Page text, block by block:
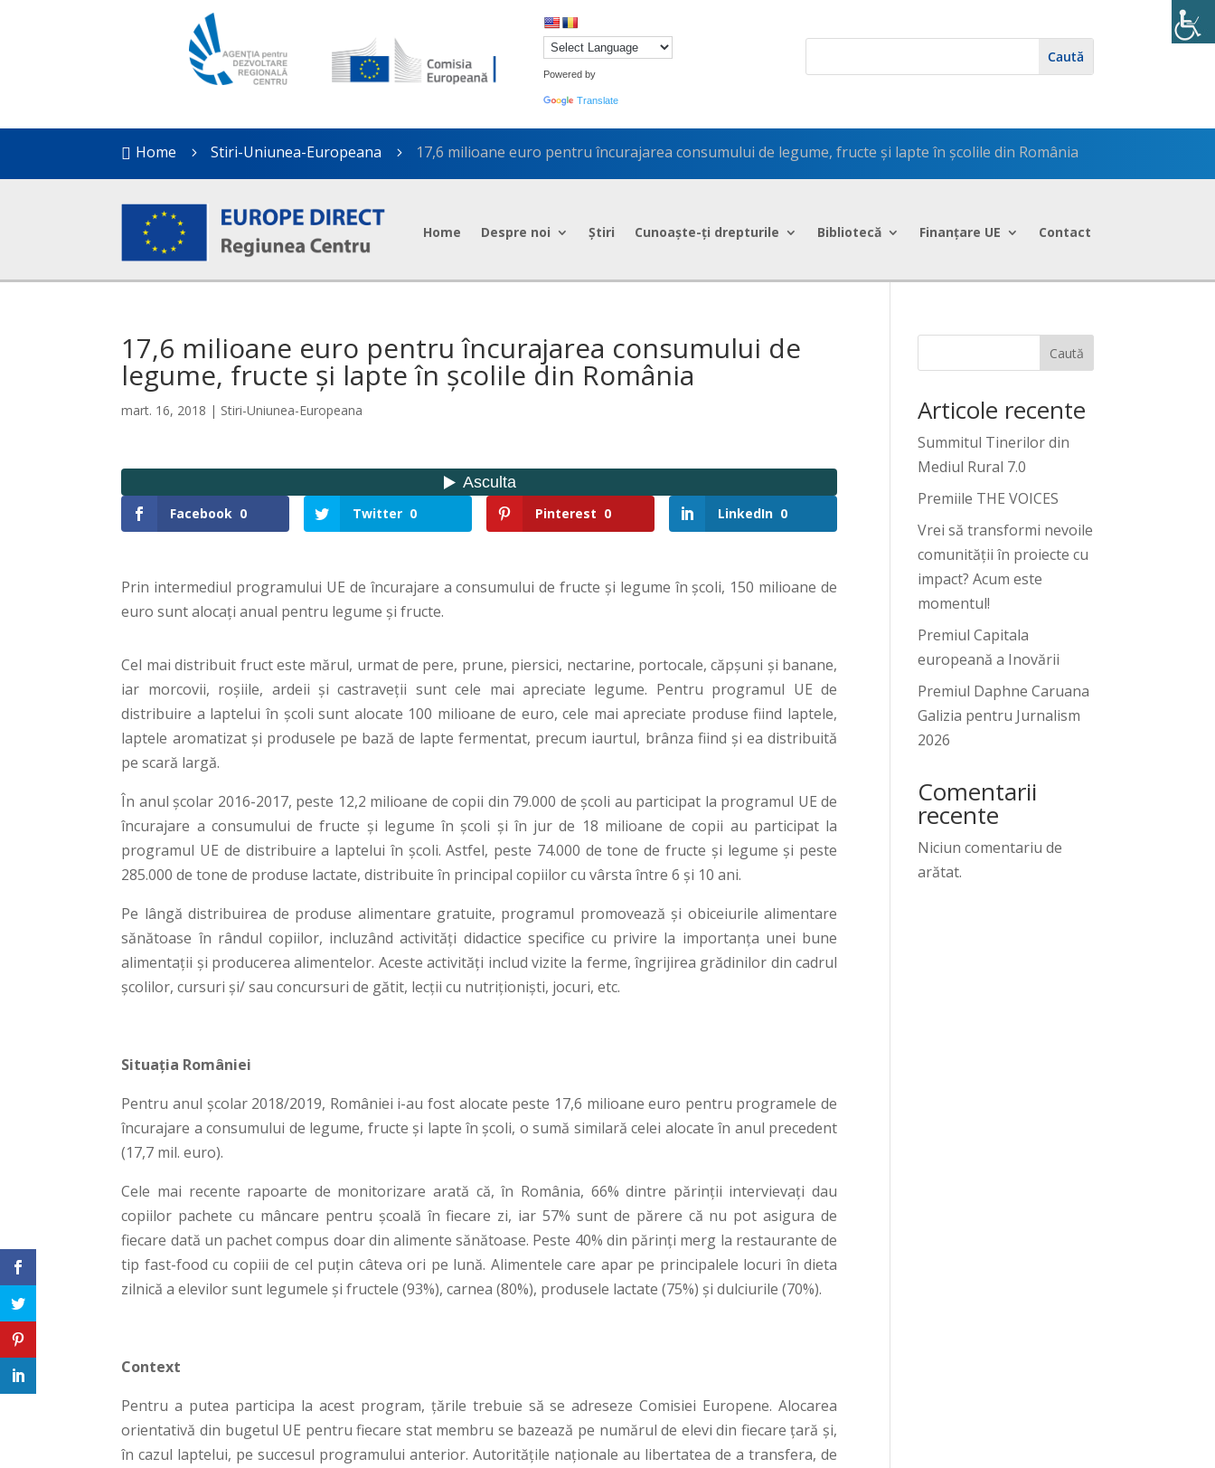
Powered by
Translate
 Home 5 Stiri-Uniunea-Europeana 5 17,6 milioane euro pentru încurajarea consumului de legume, fructe și lapte în școlile din România
Home Despre noi Știri Cunoaște-ți drepturile Bibliotecă Finanțare UE Contact
17,6 milioane euro pentru încurajarea consumului de
legume, fructe și lapte în școlile din România
mart. 16, 2018 | Stiri-Uniunea-Europeana
Facebook 0 Twitter 0 Pinterest 0 LinkedIn 0
Prin intermediul programului UE de încurajare a consumului de fructe și legume în școli, 150 milioane de
euro sunt alocați anual pentru legume și fructe.
Cel mai distribuit fruct este mărul, urmat de pere, prune, piersici, nectarine, portocale, căpșuni și banane,
iar morcovii, roșiile, ardeii și castraveții sunt cele mai apreciate legume. Pentru programul UE de
distribuire a laptelui în școli sunt alocate 100 milioane de euro, cele mai apreciate produse fiind laptele,
laptele aromatizat și produsele pe bază de lapte fermentat, precum iaurtul, brânza fiind și ea distribuită
pe scară largă.
În anul școlar 2016-2017, peste 12,2 milioane de copii din 79.000 de școli au participat la programul UE de
încurajare a consumului de fructe și legume în școli și în jur de 18 milioane de copii au participat la
programul UE de distribuire a laptelui în școli. Astfel, peste 74.000 de tone de fructe și legume și peste
285.000 de tone de produse lactate, distribuite în principal copiilor cu vârsta între 6 și 10 ani.
Pe lângă distribuirea de produse alimentare gratuite, programul promovează și obiceiurile alimentare
sănătoase în rândul copiilor, incluzând activități didactice specifice cu privire la importanța unei bune
alimentații și producerea alimentelor. Aceste activități includ vizite la ferme, îngrijirea grădinilor din cadrul
școlilor, cursuri și/ sau concursuri de gătit, lecții cu nutriționiști, jocuri, etc.
Situația României
Pentru anul școlar 2018/2019, României i-au fost alocate peste 17,6 milioane euro pentru programele de
încurajare a consumului de legume, fructe și lapte în școli, o sumă similară celei alocate în anul precedent
(17,7 mil. euro).
Cele mai recente rapoarte de monitorizare arată că, în România, 66% dintre părinții intervievați dau
copiilor pachete cu mâncare pentru școală în fiecare zi, iar 57% sunt de părere că nu pot asigura de
fiecare dată un pachet compus doar din alimente sănătoase. Peste 40% din părinți merg la restaurante de
tip fast-food cu copiii de cel puțin câteva ori pe lună. Alimentele care apar pe principalele locuri în dieta
zilnică a elevilor sunt legumele și fructele (93%), carnea (80%), produsele lactate (75%) și dulciurile (70%).
Context
Pentru a putea participa la acest program, țările trebuie să se adreseze Comisiei Europene. Alocarea
orientativă din bugetul UE pentru fiecare stat membru se bazează pe numărul de elevi din fiecare țară și,
în cazul laptelui, pe succesul programului anterior. Autoritățile naționale au libertatea de a transfera, de
Caută
Articole recente
Summitul Tinerilor din
Mediul Rural 7.0
Premiile THE VOICES
Vrei să transformi nevoile
comunității în proiecte cu
impact? Acum este
momentul!
Premiul Capitala
europeană a Inovării
Premiul Daphne Caruana
Galizia pentru Jurnalism
2026
Comentarii
recente
Niciun comentariu de
arătat.